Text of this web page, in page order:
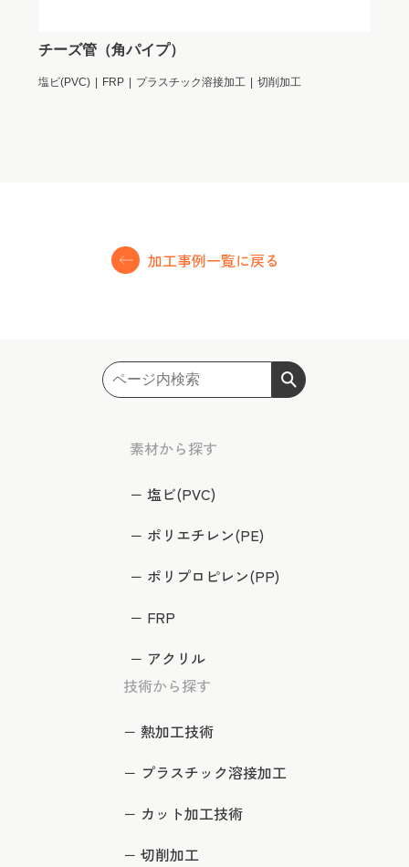
素材から探す
塩ビ(PVC)
ポリエチレン(PE)
ポリプロピレン(PP)
FRP
アクリル
技術から探す
熱加工技術
プラスチック溶接加工
カット加工技術
切削加工
チーズ管（角パイプ）
塩ビ(PVC) FRP プラスチック溶接加工 切削加工
加工事例一覧に戻る